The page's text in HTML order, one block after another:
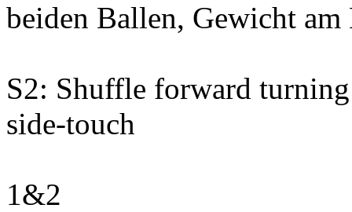
beiden Ballen, Gewicht
S2: Shuffle forward
side-touch
1&2